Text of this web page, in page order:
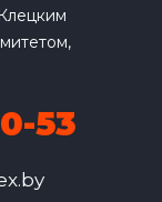
53